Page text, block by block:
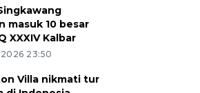
masuk 10 besar
XXXIV Kalbar
23:50
Villa nikmati tur